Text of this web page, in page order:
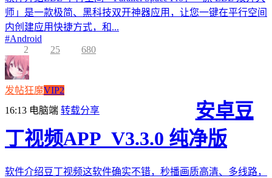
师」是一款极简、黑科技双开神器应用，让您一键在平行空间
内创建应用快捷方式，和...
#Android
2
25 680
发帖狂魔VIP2
16:13 电脑端 转载分享
安卓豆
丁视频APP_V3.3.0 纯净版
软件介绍豆丁视频这软件确实不错，秒播画质高清、多线路，